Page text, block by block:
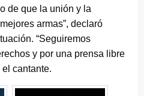
de que la unión y la
armas”, declaró
“Seguiremos
y por una prensa libre
cantante.